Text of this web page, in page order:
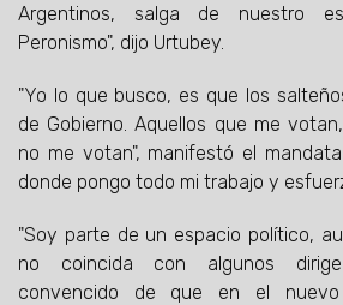
Argentinos, salga de nuestro
Peronismo", dijo Urtubey.
"Yo lo que busco, es que los
de Gobierno. Aquellos que me
no me votan", manifestó el
donde pongo todo mi trabajo y
"Soy parte de un espacio político,
no coincida con algunos
convencido de que en el nuevo